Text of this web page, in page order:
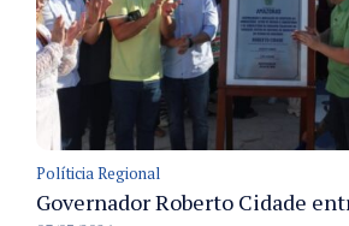
Políticia Regional